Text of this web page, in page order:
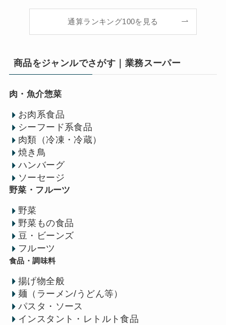
通算ランキング100を見る
商品をジャンルでさがす｜業務スーパー
肉・魚介惣菜
お肉系食品
シーフード系食品
肉類（冷凍・冷蔵）
焼き鳥
ハンバーグ
ソーセージ
野菜・フルーツ
野菜
野菜もの食品
豆・ビーンズ
フルーツ
食品・調味料
揚げ物全般
麺（ラーメン/うどん等）
パスタ・ソース
インスタント・レトルト食品